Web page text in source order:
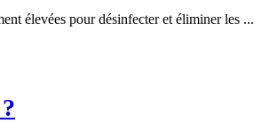
élevées pour désinfecter et éliminer les ...